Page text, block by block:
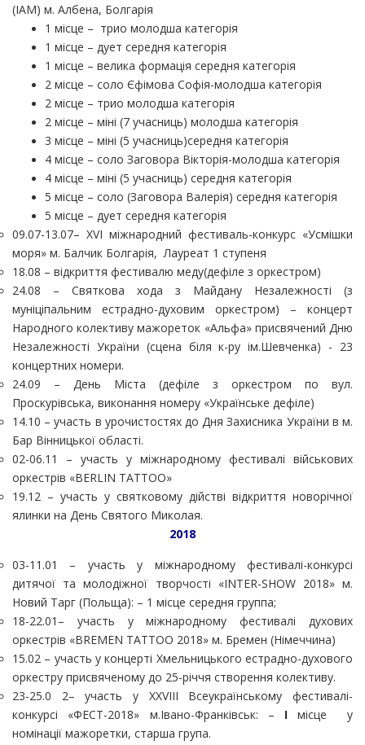
(IAM) м. Албена, Болгарія
1 місце – трио молодша категорія
1 місце – дует середня категорія
1 місце – велика формація середня категорія
2 місце – соло Єфімова Софія-молодша категорія
2 місце – трио молодша категорія
2 місце – міні (7 учасниць) молодша категорія
3 місце – міні (5 учасниць)середня категорія
4 місце – соло Заговора Вікторія-молодша категорія
4 місце – міні (5 учасниць) середня категорія
5 місце – соло (Заговора Валерія) середня категорія
5 місце – дует середня категорія
09.07-13.07– XVI міжнародний фестиваль-конкурс «Усмішки
моря» м. Балчик Болгарія, Лауреат 1 ступеня
18.08 – відкриття фестивалю меду(дефіле з оркестром)
24.08 – Святкова хода з Майдану Незалежності (з
муніціпальним естрадно-духовим оркестром) – концерт
Народного колективу мажореток «Альфа» присвячений Дню
Незалежності України (сцена біля к-ру ім.Шевченка) - 23
концертних номери.
24.09 – День Міста (дефіле з оркестром по вул.
Проскурівська, виконання номеру «Українське дефіле)
14.10 – участь в урочистостях до Дня Захисника України в м.
Бар Вінницької області.
02-06.11 – участь у міжнародному фестивалі військових
оркестрів «BERLIN TATTOO»
19.12 – участь у святковому дійстві відкриття новорічної
ялинки на День Святого Миколая.
2018
03-11.01 – участь у міжнародному фестивалі-конкурсі
дитячої та молодіжної творчості «INTER-SHOW 2018» м.
Новий Тарг (Польща): – 1 місце середня группа;
18-22.01– участь у міжнародному фестивалі духових
оркестрів «BREMEN TATTOO 2018» м. Бремен (Німеччина)
15.02 – участь у концерті Хмельницького естрадно-духового
оркестру присвяченому до 25-річчя створення колективу.
23-25.0 2– участь у XXVIII Всеукраїнському фестивалі-
конкурсі «ФЕСТ-2018» м.Івано-Франківськ: – Iмісце у
номінації мажоретки, старша група.